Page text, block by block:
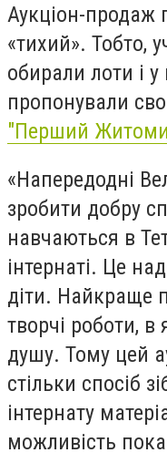
Аукціон-
«тихий». Тобто,
обирали лоти і
пропонували
"Перший
«Напередодні
зробити добру
навчаються в
інтернаті. Це
діти. Найкраще
творчі роботи,
душу. Тому цей
стільки спосіб
інтернату
можливість